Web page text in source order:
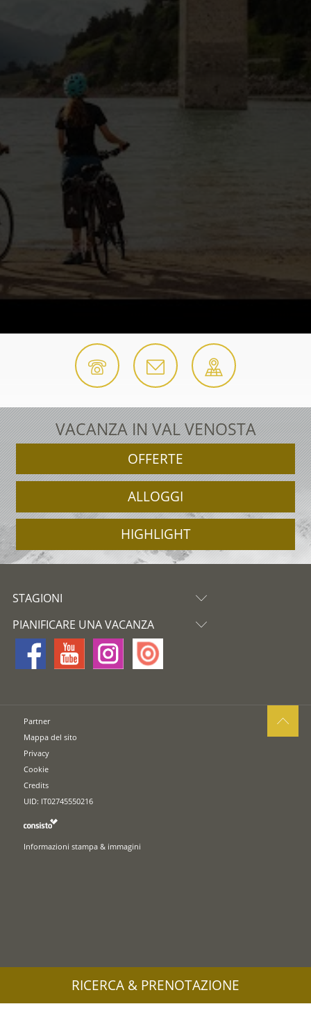
VACANZA IN VAL VENOSTA
OFFERTE
ALLOGGI
HIGHLIGHT
STAGIONI
PIANIFICARE UNA VACANZA
Partner
Mappa del sito
Privacy
Cookie
Credits
UID: IT02745550216
Informazioni stampa & immagini
RICERCA & PRENOTAZIONE